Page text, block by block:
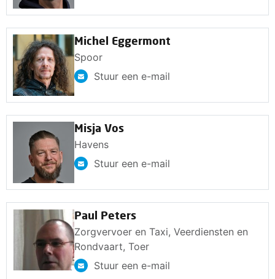
Michel Eggermont
Spoor
Stuur een e-mail
Misja Vos
Havens
Stuur een e-mail
Paul Peters
Zorgvervoer en Taxi, Veerdiensten en
Rondvaart, Toer
Stuur een e-mail